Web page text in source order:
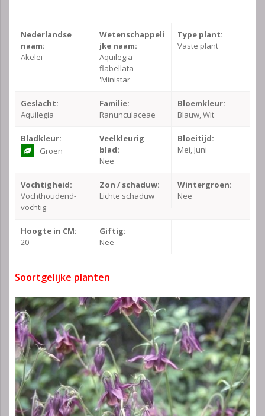
Nederlandse
naam:
Akelei
Wetenschappeli
jke naam:
Aquilegia
flabellata
'Ministar'
Type plant:
Vaste plant
Geslacht:
Aquilegia
Familie:
Ranunculaceae
Bloemkleur:
Blauw, Wit
Bladkleur:
Groen
Veelkleurig
blad:
Nee
Bloeitijd:
Mei, Juni
Vochtigheid:
Vochthoudend-
vochtig
Zon / schaduw:
Lichte schaduw
Wintergroen:
Nee
Hoogte in CM:
20
Giftig:
Nee
Soortgelijke planten